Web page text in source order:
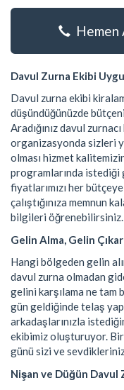
Hemen
Davul Zurna Ekibi
Davul zurna ekibi
düşündüğünüzde
Aradığınız davul
organizasyonda sizleri
olması hizmet
programlarında istediği
fiyatlarımızı her
çalıştığınıza memnun
bilgileri öğrenebilirsiniz.
Gelin Alma, Gelin
Hangi bölgeden gelin
davul zurna olmadan
gelini karşılama ne tam
gün geldiğinde telaş
arkadaşlarınızla
ekibimiz oluşturuyor.
günü sizi ve
Nişan ve Düğün Davul